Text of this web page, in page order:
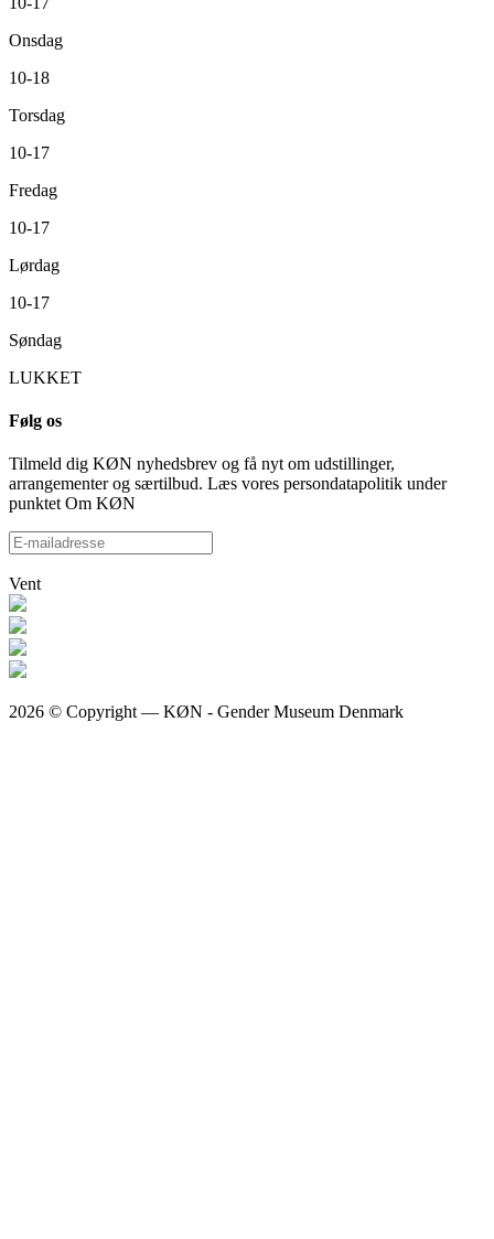
Onsdag
10-18
Torsdag
10-17
Fredag
10-17
Lørdag
10-17
Søndag
LUKKET
Følg os
Tilmeld dig KØN nyhedsbrev og få nyt om udstillinger,
arrangementer og særtilbud. Læs vores persondatapolitik under
punktet Om KØN
Vent
2026 © Copyright — KØN - Gender Museum Denmark